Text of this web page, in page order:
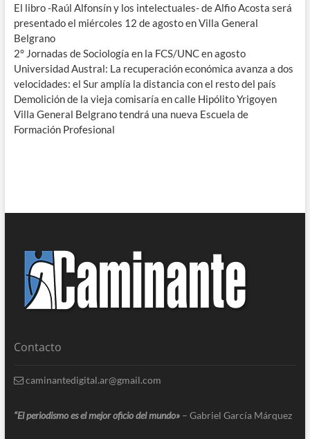
El libro -Raúl Alfonsín y los intelectuales- de Alfio Acosta será
presentado el miércoles 12 de agosto en Villa General
Belgrano
2° Jornadas de Sociología en la FCS/UNC en agosto
Universidad Austral: La recuperación económica avanza a dos
velocidades: el Sur amplía la distancia con el resto del país
Demolición de la vieja comisaría en calle Hipólito Yrigoyen
Villa General Belgrano tendrá una nueva Escuela de
Formación Profesional
Contacto
caminantedigital.ar@gmail.com
“El periodismo es el mejor oficio del mundo» – Gabriel García Márquez